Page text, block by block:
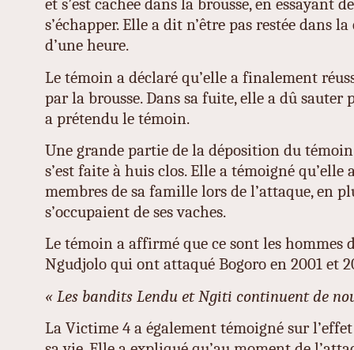
et s’est cachée dans la brousse, en essayant
s’échapper. Elle a dit n’être pas restée dans
d’une heure.
Le témoin a déclaré qu’elle a finalement
par la brousse. Dans sa fuite, elle a dû sauter
a prétendu le témoin.
Une grande partie de la déposition du
s’est faite à huis clos. Elle a témoigné qu’elle
membres de sa famille lors de l’attaque, en
s’occupaient de ses vaches.
Le témoin a affirmé que ce sont les hommes
Ngudjolo qui ont attaqué Bogoro en 2001 et
« Les bandits Lendu et Ngiti continuent de
La Victime 4 a également témoigné sur